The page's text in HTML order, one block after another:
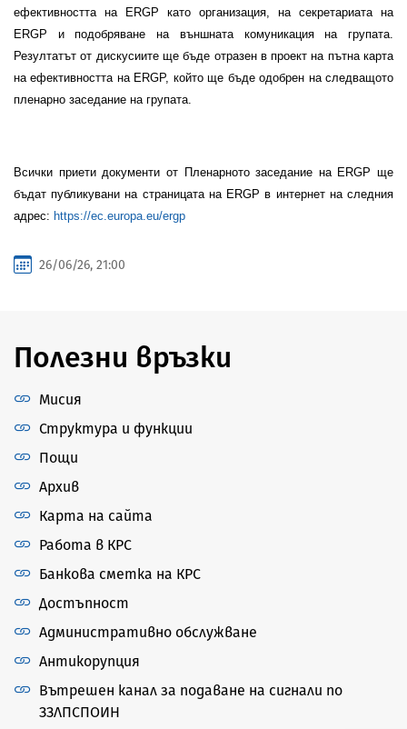
ефективността на ERGP като организация, на секретариата на
ERGP и подобряване на външната комуникация на групата.
Резултатът от дискусиите ще бъде отразен в проект на пътна карта
на ефективността на ERGP, който ще бъде одобрен на следващото
пленарно заседание на групата.
Всички приети документи от Пленарното заседание на ERGP ще
бъдат публикувани на страницата на ERGP в интернет на следния
адрес: https://ec.europa.eu/ergp
26/06/26, 21:00
Полезни връзки
Мисия
Структура и функции
Пощи
Архив
Карта на сайта
Работа в КРС
Банкова сметка на КРС
Достъпност
Административно обслужване
Антикорупция
Вътрешен канал за подаване на сигнали по
ЗЗЛПСПОИН